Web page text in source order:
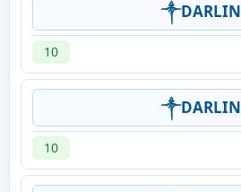
༒DARLIN
10
༒DARLIN
10